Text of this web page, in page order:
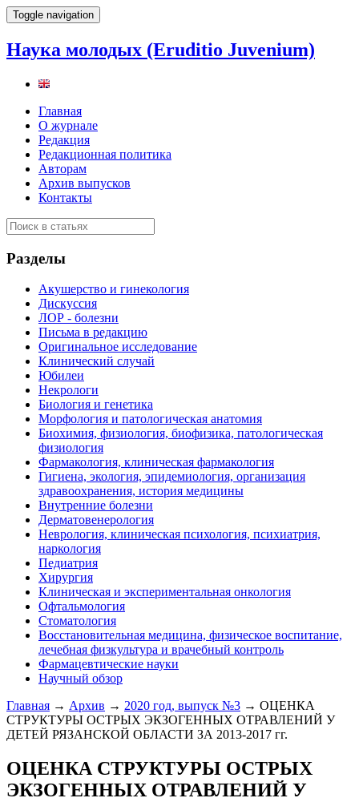
Toggle navigation
Наука молодых (Eruditio Juvenium)
Главная
О журнале
Редакция
Редакционная политика
Авторам
Архив выпусков
Контакты
Разделы
Акушерство и гинекология
Дискуссия
ЛОР - болезни
Письма в редакцию
Оригинальное исследование
Клинический случай
Юбилеи
Некрологи
Биология и генетика
Морфология и патологическая анатомия
Биохимия, физиология, биофизика, патологическая
физиология
Фармакология, клиническая фармакология
Гигиена, экология, эпидемиология, организация
здравоохранения, история медицины
Внутренние болезни
Дерматовенерология
Неврология, клиническая психология, психиатрия,
наркология
Педиатрия
Хирургия
Клиническая и экспериментальная онкология
Офтальмология
Стоматология
Восстановительная медицина, физическое воспитание,
лечебная физкультура и врачебный контроль
Фармацевтические науки
Научный обзор
Главная → Архив → 2020 год, выпуск №3 → ОЦЕНКА
СТРУКТУРЫ ОСТРЫХ ЭКЗОГЕННЫХ ОТРАВЛЕНИЙ У
ДЕТЕЙ РЯЗАНСКОЙ ОБЛАСТИ ЗА 2013-2017 гг.
ОЦЕНКА СТРУКТУРЫ ОСТРЫХ
ЭКЗОГЕННЫХ ОТРАВЛЕНИЙ У